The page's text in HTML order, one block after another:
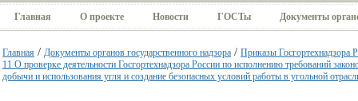
Главная О проекте Новости ГОСТы Документы
Главная / Документы органов государственного надзора / Приказы Госгортехнадзора
11 О проверке деятельности Госгортехнадзора России по исполнению требований
добычи и использования угля и создание безопасных условий работы в угольной